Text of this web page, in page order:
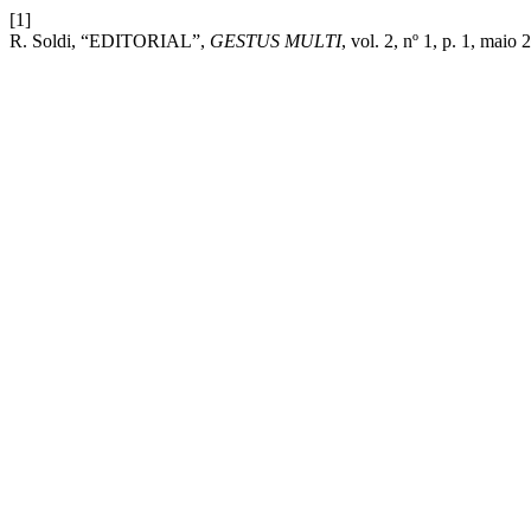
[1]
R. Soldi, “EDITORIAL”, GESTUS MULTI, vol. 2, nº 1, p. 1, maio